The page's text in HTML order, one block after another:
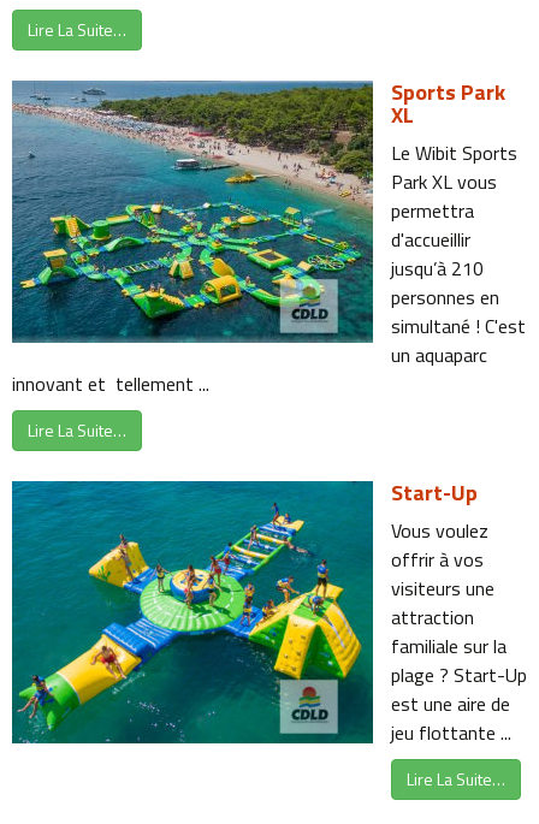
Lire La Suite…
Sports Park
XL
Le Wibit Sports
Park XL vous
permettra
d'accueillir
jusqu’à 210
personnes en
simultané ! C'est
un aquaparc
innovant et tellement ...
Lire La Suite…
Start-Up
Vous voulez
offrir à vos
visiteurs une
attraction
familiale sur la
plage ? Start-Up
est une aire de
jeu flottante ...
Lire La Suite…